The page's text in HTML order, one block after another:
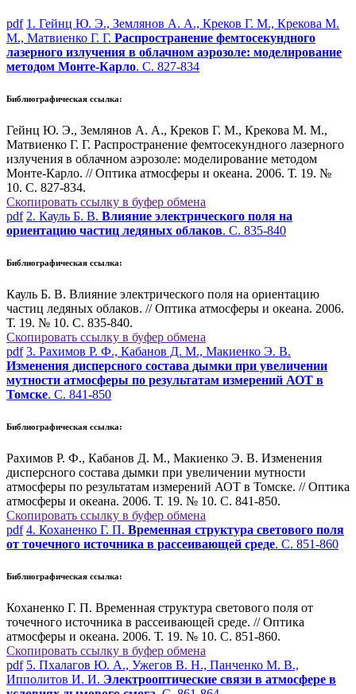
pdf 1. Гейнц Ю. Э., Землянов А. А., Креков Г. М., Крекова М.
М., Матвиенко Г. Г. Распространение фемтосекундного
лазерного излучения в облачном аэрозоле: моделирование
методом Монте-Карло. С. 827-834
Библиографическая ссылка:
Гейнц Ю. Э., Землянов А. А., Креков Г. М., Крекова М. М.,
Матвиенко Г. Г. Распространение фемтосекундного лазерного
излучения в облачном аэрозоле: моделирование методом
Монте-Карло. // Оптика атмосферы и океана. 2006. Т. 19. №
10. С. 827-834.
Скопировать ссылку в буфер обмена
pdf 2. Кауль Б. В. Влияние электрического поля на
ориентацию частиц ледяных облаков. С. 835-840
Библиографическая ссылка:
Кауль Б. В. Влияние электрического поля на ориентацию
частиц ледяных облаков. // Оптика атмосферы и океана. 2006.
Т. 19. № 10. С. 835-840.
Скопировать ссылку в буфер обмена
pdf 3. Рахимов Р. Ф., Кабанов Д. М., Макиенко Э. В.
Изменения дисперсного состава дымки при увеличении
мутности атмосферы по результатам измерений АОТ в
Томске. С. 841-850
Библиографическая ссылка:
Рахимов Р. Ф., Кабанов Д. М., Макиенко Э. В. Изменения
дисперсного состава дымки при увеличении мутности
атмосферы по результатам измерений АОТ в Томске. // Оптика
атмосферы и океана. 2006. Т. 19. № 10. С. 841-850.
Скопировать ссылку в буфер обмена
pdf 4. Коханенко Г. П. Временная структура светового поля
от точечного источника в рассеивающей среде. С. 851-860
Библиографическая ссылка:
Коханенко Г. П. Временная структура светового поля от
точечного источника в рассеивающей среде. // Оптика
атмосферы и океана. 2006. Т. 19. № 10. С. 851-860.
Скопировать ссылку в буфер обмена
pdf 5. Пхалагов Ю. А., Ужегов В. Н., Панченко М. В.,
Ипполитов И. И. Электрооптические связи в атмосфере в